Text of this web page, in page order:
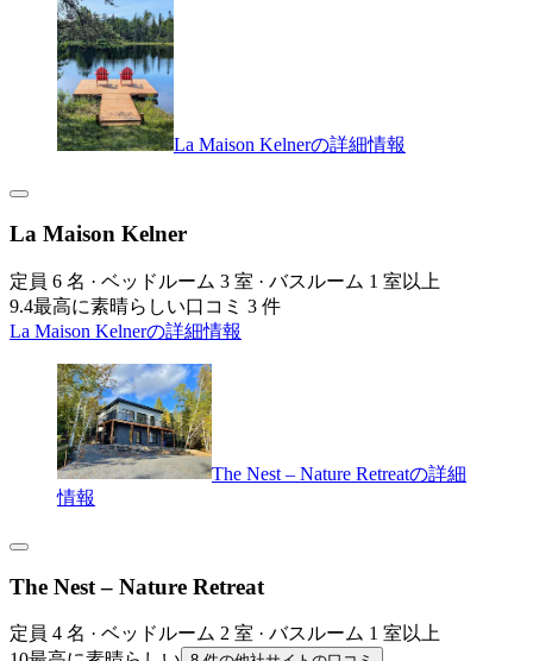
La Maison Kelnerの詳細情報
La Maison Kelner
定員 6 名 · ベッドルーム 3 室 · バスルーム 1 室以上
9.4最高に素晴らしい口コミ 3 件
La Maison Kelnerの詳細情報
The Nest – Nature Retreatの詳細
情報
The Nest – Nature Retreat
定員 4 名 · ベッドルーム 2 室 · バスルーム 1 室以上